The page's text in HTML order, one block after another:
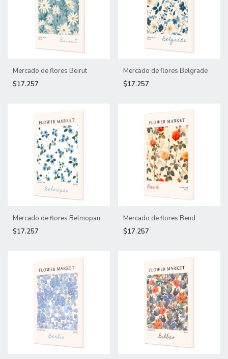
Mercado de flores Beirut
$17.257
Mercado de flores Belgrade
$17.257
Mercado de flores Belmopan
$17.257
Mercado de flores Bend
$17.257